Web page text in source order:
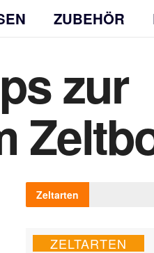
ZUBEHÖR
zur
Zeltarten
ZELTARTEN